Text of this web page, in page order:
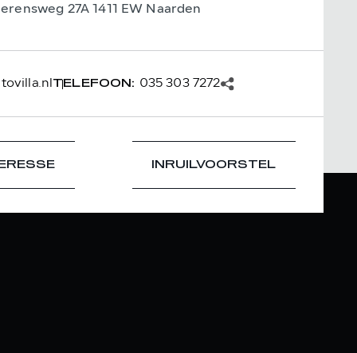
27A 1411 EW Naarden
TELEFOON: 035 303 7272
INRUILVOORSTEL